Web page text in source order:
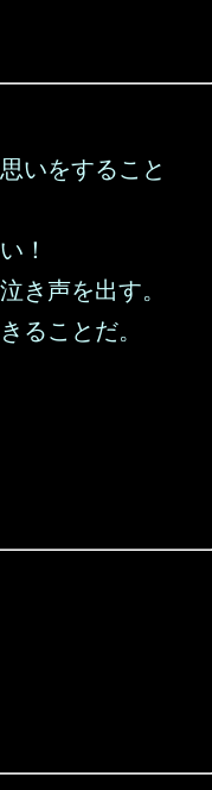
いをすること
！
き声を出す。
ることだ。